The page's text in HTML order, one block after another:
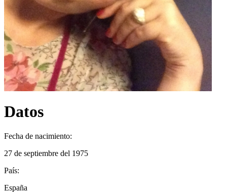
Datos
Fecha de nacimiento:
27 de septiembre del 1975
País:
España